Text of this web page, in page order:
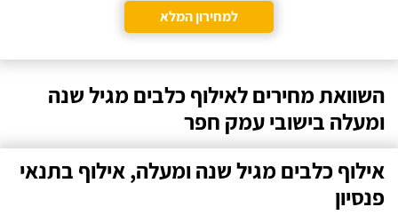
למחירון המלא
השוואת מחירים לאילוף כלבים מגיל שנה
ומעלה בישובי עמק חפר
אילוף כלבים מגיל שנה ומעלה, אילוף בתנאי
פנסיון